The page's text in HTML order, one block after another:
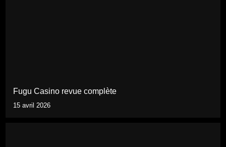
Fugu Casino revue complète
15 avril 2026